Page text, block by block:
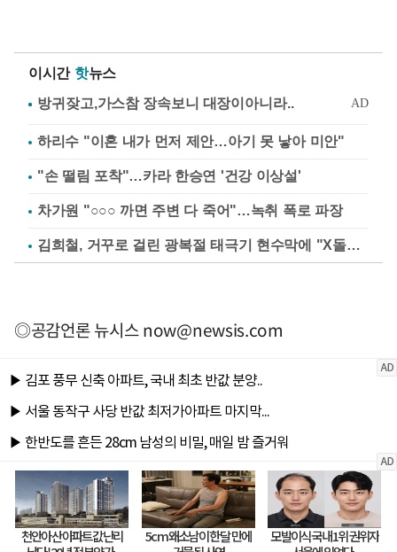
이시간 핫뉴스
하리수 "이혼 내가 먼저 제안…아기 못 낳아 미안"
"손 떨림 포착"…카라 한승연 '건강 이상설'
차가원 "○○○ 까면 주변 다 죽어"…녹취 폭로 파장
김희철, 거꾸로 걸린 광복절 태극기 현수막에 "X돌았네"
◎공감언론 뉴시스now@newsis.com